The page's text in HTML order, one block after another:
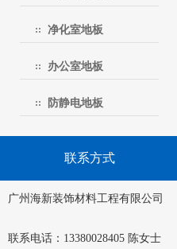
净化室地板
办公室地板
防静电地板
联系方式
广州海新装饰材料工程有限公司
联系电话：13380028405 陈女士